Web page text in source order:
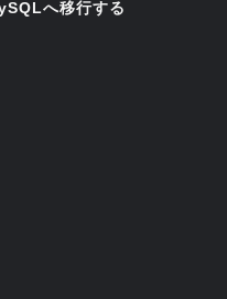
へ移行する